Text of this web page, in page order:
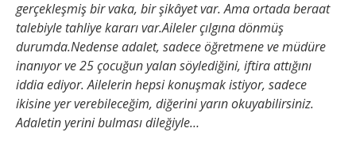
gerçekleşmiş bir vaka, bir şikâyet var. Ama ortada beraat
talebiyle tahliye kararı var.Aileler çılgına dönmüş
durumda.Nedense adalet, sadece öğretmene ve müdüre
inanıyor ve 25 çocuğun yalan söylediğini, iftira attığını
iddia ediyor. Ailelerin hepsi konuşmak istiyor, sadece
ikisine yer verebileceğim, diğerini yarın okuyabilirsiniz.
Adaletin yerini bulması dileğiyle…